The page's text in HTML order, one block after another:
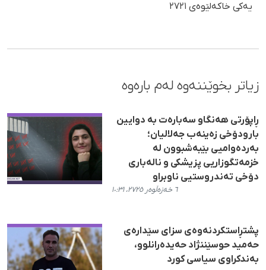
یەکی خاکەلێوەی ٢٧٢١
زیاتر بخوێننەوە لەم بارەوە
ڕاپۆرتی هەنگاو سەبارەت بە دوایین
بارودۆخی زەینەب جەلالیان؛
بەردەوامیی بێبەشبوون لە
خزمەتگوزاریی پزیشکی و نالەباری
دۆخی تەندروستیی ناوبراو
٦ خەزەڵوەر ٢٧٢٥، ١٠:٣١
پشتڕاستکردنەوەی سزای سێدارەی
حەمید حوسێننژاد حەیدەرانلوو،
بەندکراوی سیاسی کورد